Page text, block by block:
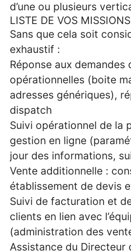
d’une ou plusieurs
LISTE DE VOS MISSIONS
Sans que cela soit
exhaustif :
Réponse aux demandes
opérationnelles (boite
adresses génériques),
dispatch
Suivi opérationnel de la
gestion en ligne
jour des informations,
Vente additionnelle :
établissement de devis
Suivi de facturation et
clients en lien avec
(administration des
Assistance du Directeur